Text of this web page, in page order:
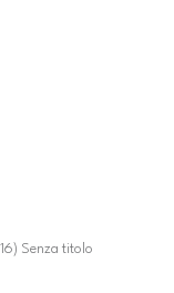
Senza titolo